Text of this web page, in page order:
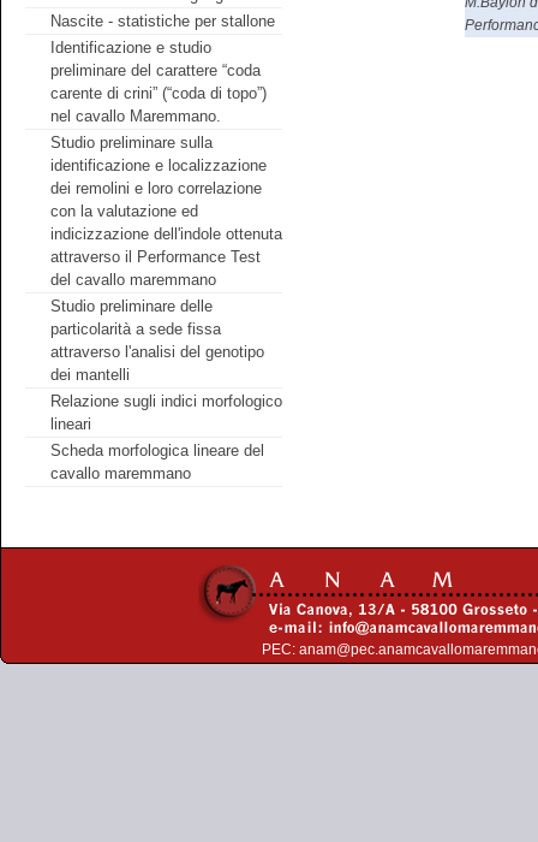
Nascite - statistiche per stallone
Identificazione e studio
preliminare del carattere “coda
carente di crini” (“coda di topo”)
nel cavallo Maremmano.
Studio preliminare sulla
identificazione e localizzazione
dei remolini e loro correlazione
con la valutazione ed
indicizzazione dell'indole ottenuta
attraverso il Performance Test
del cavallo maremmano
Studio preliminare delle
particolarità a sede fissa
attraverso l'analisi del genotipo
dei mantelli
Relazione sugli indici morfologico
lineari
Scheda morfologica lineare del
cavallo maremmano
PEC: